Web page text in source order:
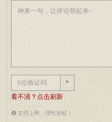
*
看不清？点击刷新
文明上网，理性发帖！